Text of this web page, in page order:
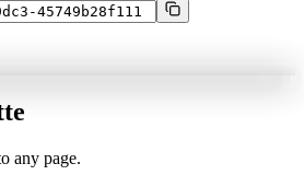
any page.